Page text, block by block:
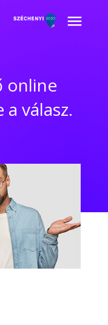
online
válasz.